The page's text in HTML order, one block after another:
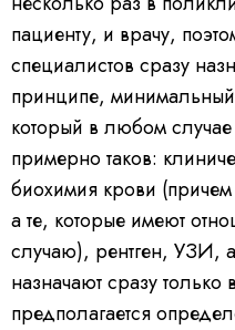
пациенту, и врачу,
специалистов сразу
принципе,
который в любом
примерно таков:
биохимия крови
а те, которые имеют
случаю), рентген, УЗИ,
назначают сразу только
предполагается